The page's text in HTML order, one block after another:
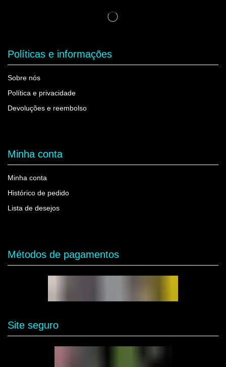
Políticas e informações
Sobre nós
Política e privacidade
Devoluções e reembolso
Minha conta
Minha conta
Histórico de pedido
Lista de desejos
Métodos de pagamentos
Site seguro